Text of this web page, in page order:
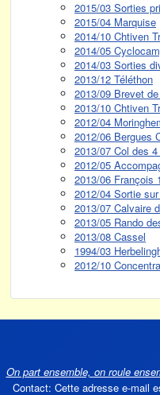
2015/03 Sorties
2015/04 Marquise
2014/10 Chtiven
2014/05
2014/03 Sorties
2013/12 Téléthon
2013/09 Brevet
2013/10 Chtiven
2012/04
2012/06 Bergues
2013/07 Col des
2012/05
2013/06 François
2012/04 Sortie
2013/07 Calvaire
2013/05 Rando
2013/08 Cassel
1994/03
2012/10
On part ensemble, on roule
Contact: Cette adresse e-mail